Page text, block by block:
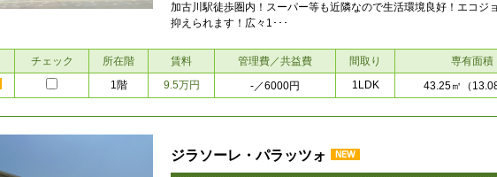
加古川駅徒歩圏内！スーパー等も近隣なので生活環境良好！エコジ
抑えられます！広々1･･･
チェック 所在階 賃料 管理費／共益費 間取り 専有面積
1階
9.5万円 -／6000円 1LDK 43.25㎡ （
ジラソーレ・パラッツォ